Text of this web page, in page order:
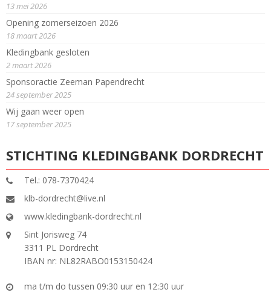
13 mei 2026
Opening zomerseizoen 2026
18 maart 2026
Kledingbank gesloten
2 maart 2026
Sponsoractie Zeeman Papendrecht
24 september 2025
Wij gaan weer open
17 september 2025
STICHTING KLEDINGBANK DORDRECHT
Tel.: 078-7370424
klb-dordrecht@live.nl
www.kledingbank-dordrecht.nl
Sint Jorisweg 74
3311 PL Dordrecht
IBAN nr: NL82RABO0153150424
ma t/m do tussen 09:30 uur en 12:30 uur